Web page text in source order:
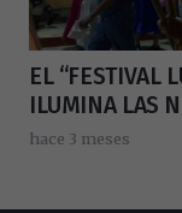
EL “FESTIVAL
ILUMINA LAS
hace 3 meses